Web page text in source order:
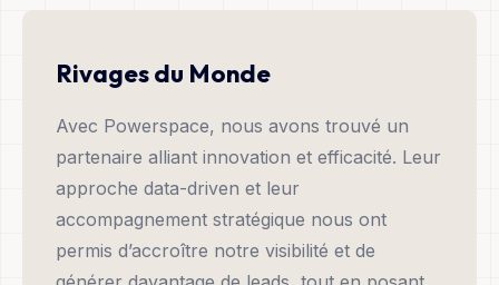
Rivages du Monde
Avec Powerspace, nous avons trouvé un
partenaire alliant innovation et efficacité. Leur
approche data-driven et leur
accompagnement stratégique nous ont
permis d’accroître notre visibilité et de